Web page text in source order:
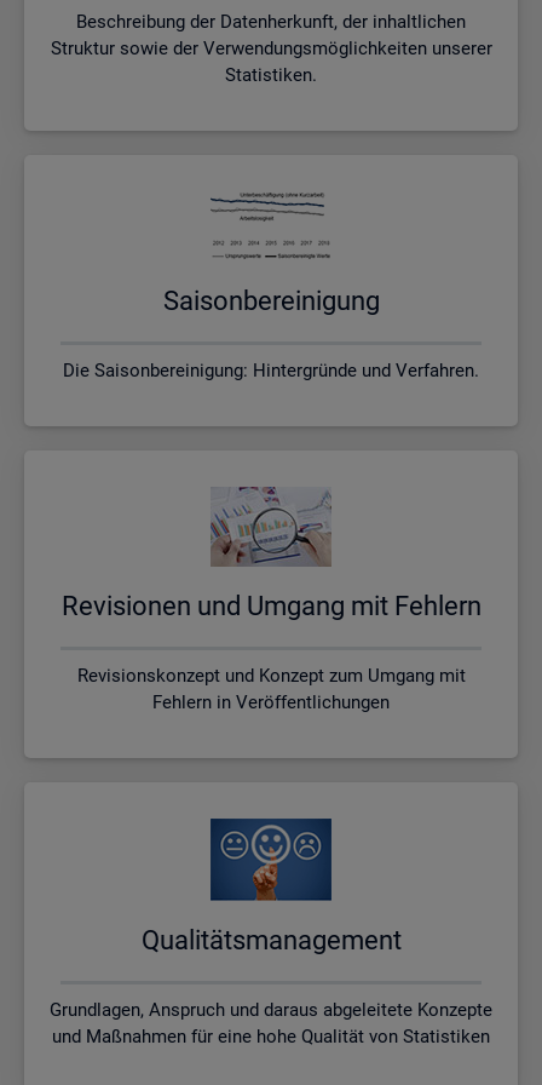
Beschreibung der Datenherkunft, der inhaltlichen
Struktur sowie der Verwendungsmöglichkeiten unserer
Statistiken.
Sai­son­be­rei­ni­gung
Die Saisonbereinigung: Hintergründe und Verfahren.
Re­vi­sio­nen und Um­gang mit Feh­lern
Revisionskonzept und Konzept zum Umgang mit
Fehlern in Veröffentlichungen
Qua­li­täts­ma­nage­ment
Grundlagen, Anspruch und daraus abgeleitete Konzepte
und Maßnahmen für eine hohe Qualität von Statistiken